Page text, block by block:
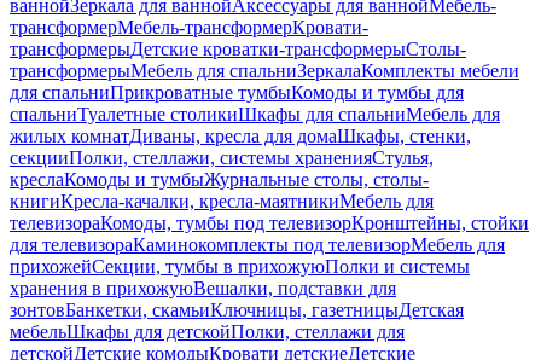
ваннойЗеркала для ваннойАксессуары для ваннойМебель-
трансформерМебель-трансформерКровати-
трансформерыДетские кроватки-трансформерыСтолы-
трансформерыМебель для спальниЗеркалаКомплекты мебели
для спальниПрикроватные тумбыКомоды и тумбы для
спальниТуалетные столикиШкафы для спальниМебель для
жилых комнатДиваны, кресла для домаШкафы, стенки,
секцииПолки, стеллажи, системы храненияСтулья,
креслаКомоды и тумбыЖурнальные столы, столы-
книгиКресла-качалки, кресла-маятникиМебель для
телевизораКомоды, тумбы под телевизорКронштейны, стойки
для телевизораКаминокомплекты под телевизорМебель для
прихожейСекции, тумбы в прихожуюПолки и системы
хранения в прихожуюВешалки, подставки для
зонтовБанкетки, скамьиКлючницы, газетницыДетская
мебельШкафы для детскойПолки, стеллажи для
детскойДетские комодыКровати детскиеДетские